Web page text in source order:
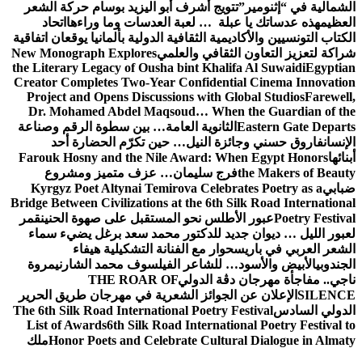
الشمالية في “إثنومير”تتويج أشرف أبو اليزيد بوسام حركة الشعر
العظيمهذه عدساتك يا عبلة … لعبة العدسات وما وراءها اتحاد
الكتاب التونسيين والأكاديمية الثقافية الدولية بألمانيا يوقعان اتفاقية
شراكة لتعزيز التعاون الثقافي والعلميNew Monograph Explores
the Literary Legacy of Ousha bint Khalifa Al SuwaidiEgyptian
Creator Completes Two-Year Confidential Cinema Innovation
Project and Opens Discussions with Global StudiosFarewell,
Dr. Mohamed Abdel Maqsoud… When the Guardian of the
Eastern Gate Departs الثانوية العامة… بين سطوة الرقم وصناعة
الإنسانفاروق حسني وجائزة النيل… حين تكرّم الحضارة أحد
أبنائهاFarouk Hosny and the Nile Award: When Egypt Honors
the Makers of Beautyفرج سليمان… عزف متميز ومشروع
ضبابيKyrgyz Poet Altynai Temirova Celebrates Poetry as a
Bridge Between Civilizations at the 6th Silk Road International
Poetry Festivalعبور الأطلس نحو المستقبل على صهوة الحنينقمر
لعبور الليل … ديوان جديد للدكتور محمد سعد برغل يضيء سماء
الشعر العربي في باريسحوار مع الفنانة التشكيلية هيفاء
الجندوبيالأبيض والأسود… للشاعر الفيلسوف محمد الشارنيمروة
ناجي.. مفاجأة مهرجان دڨة الدوليTHE ROAR OF
SILENCE الإعلان عن الجوائز الشعرية في مهرجان طريق الحرير
الدولي السادسThe 6th Silk Road International Poetry Festival
List of Awards6th Silk Road International Poetry Festival to
Honor Poets and Celebrate Cultural Dialogue in Almatyملك